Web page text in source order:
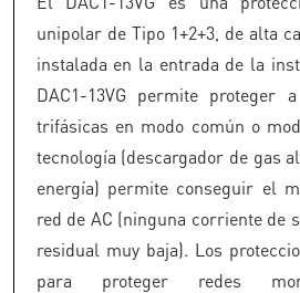
unipolar de Tipo 1+2+3, de alta
instalada en la entrada de la
DAC1-13VG permite proteger
trifásicas en modo común o
tecnología (descargador de gas
energía) permite conseguir el
red de AC (ninguna corriente de
residual muy baja). Los
para proteger redes